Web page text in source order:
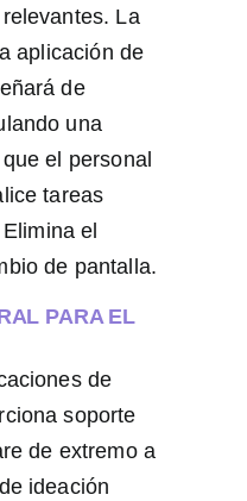
La
aplicación de
de
una
el personal
tareas
el
de pantalla.
PARA EL
de
soporte
de extremo a
ideación